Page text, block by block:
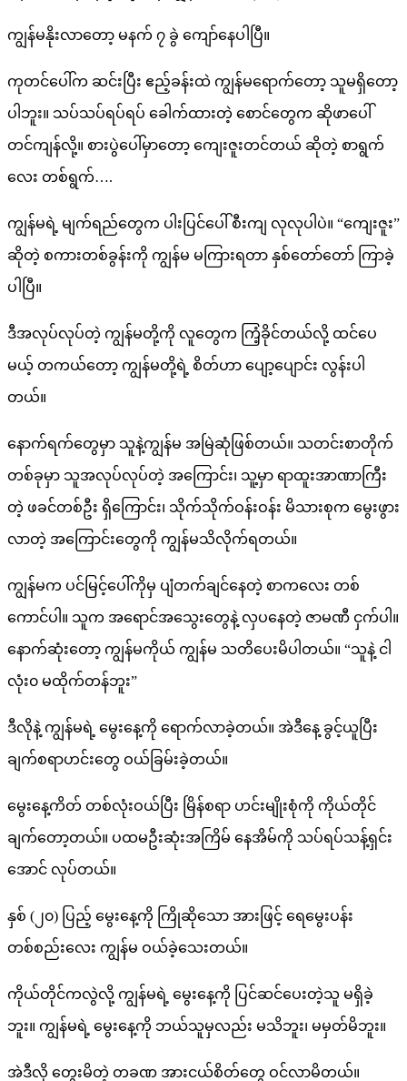
ကျွန်မနိုးလာတော့ မနက် ၇ ခွဲ ကျော်နေပါပြီ။
ကုတင်ပေါ်က ဆင်းပြီး ဧည့်ခန်းထဲ ကျွန်မရောက်တော့ သူမရှိတော့
ပါဘူး။ သပ်သပ်ရပ်ရပ် ခေါက်ထားတဲ့ စောင်တွေက ဆိုဖာပေါ်
တင်ကျန်လို့။ စားပွဲပေါ်မှာတော့ ကျေးဇူးတင်တယ် ဆိုတဲ့ စာရွက်
လေး တစ်ရွက်….
ကျွန်မရဲ့ မျက်ရည်တွေက ပါးပြင်ပေါ် စီးကျ လုလုပါပဲ။ “ကျေးဇူး”
ဆိုတဲ့ စကားတစ်ခွန်းကို ကျွန်မ မကြားရတာ နှစ်တော်တော် ကြာခဲ့
ပါပြီ။
ဒီအလုပ်လုပ်တဲ့ ကျွန်မတို့ကို လူတွေက ကြံ့ခိုင်တယ်လို့ ထင်ပေ
မယ့် တကယ်တော့ ကျွန်မတို့ရဲ့ စိတ်ဟာ ပျော့ပျောင်း လွန်းပါ
တယ်။
နောက်ရက်တွေမှာ သူနဲ့ကျွန်မ အမြဲဆုံဖြစ်တယ်။ သတင်းစာတိုက်
တစ်ခုမှာ သူအလုပ်လုပ်တဲ့ အကြောင်း၊ သူ့မှာ ရာထူးအာဏာကြီး
တဲ့ ဖခင်တစ်ဦး ရှိကြောင်း၊ သိုက်သိုက်ဝန်းဝန်း မိသားစုက မွေးဖွား
လာတဲ့ အကြောင်းတွေကို ကျွန်မသိလိုက်ရတယ်။
ကျွန်မက ပင်မြင့်ပေါ်ကိုမှ ပျံတက်ချင်နေတဲ့ စာကလေး တစ်
ကောင်ပါ။ သူက အရောင်အသွေးတွေနဲ့ လှပနေတဲ့ ဇာမဏီ ငှက်ပါ။
နောက်ဆုံးတော့ ကျွန်မကိုယ် ကျွန်မ သတိပေးမိပါတယ်။ “သူနဲ့ ငါ
လုံး၀ မထိုက်တန်ဘူး”
ဒီလိုနဲ့ ကျွန်မရဲ့ မွေးနေ့ကို ရောက်လာခဲ့တယ်။ အဲဒီနေ့ ခွင့်ယူပြီး
ချက်စရာဟင်းတွေ ဝယ်ခြမ်းခဲ့တယ်။
မွေးနေ့ကိတ် တစ်လုံးဝယ်ပြီး မြိန်စရာ ဟင်းမျိုးစုံကို ကိုယ်တိုင်
ချက်တော့တယ်။ ပထမဦးဆုံးအကြိမ် နေအိမ်ကို သပ်ရပ်သန့်ရှင်း
အောင် လုပ်တယ်။
နှစ် (၂၀) ပြည့် မွေးနေ့ကို ကြိုဆိုသော အားဖြင့် ရေမွေးပန်း
တစ်စည်းလေး ကျွန်မ ဝယ်ခဲ့သေးတယ်။
ကိုယ်တိုင်ကလွဲလို့ ကျွန်မရဲ့ မွေးနေ့ကို ပြင်ဆင်ပေးတဲ့သူ မရှိခဲ့
ဘူး။ ကျွန်မရဲ့ မွေးနေ့ကို ဘယ်သူမှလည်း မသိဘူး၊ မမှတ်မိဘူး။
အဲဒီလို တွေးမိတဲ့ တခဏ အားငယ်စိတ်တွေ ဝင်လာမိတယ်။